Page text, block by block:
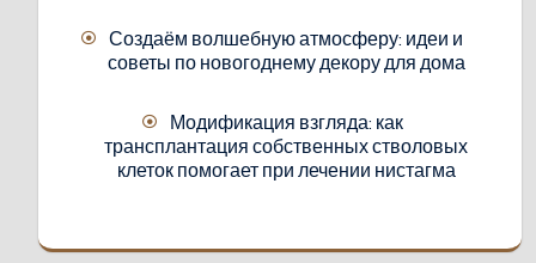
Создаём волшебную атмосферу: идеи и
советы по новогоднему декору для дома
Модификация взгляда: как
трансплантация собственных стволовых
клеток помогает при лечении нистагма